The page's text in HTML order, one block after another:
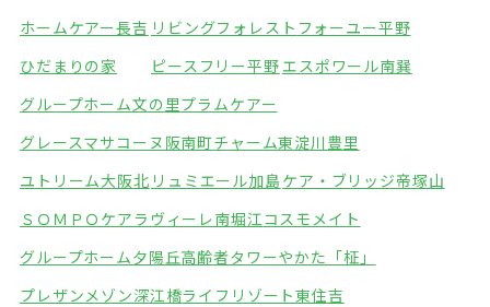
ホームケアー長吉 リビングフォレスト フォーユー平野
ひだまりの家
ピースフリー平野エスポワール南巽
グループホーム文の里プラムケアー
グレースマサコーヌ阪南町チャーム東淀川豊里
ユトリーム大阪北 リュミエール加島ケア・ブリッジ帝塚山
ＳＯＭＰＯケアラヴィーレ南堀江コスモメイト
グループホーム夕陽丘高齢者タワーやかた「柾」
プレザンメゾン深江橋ライフリゾート東住吉